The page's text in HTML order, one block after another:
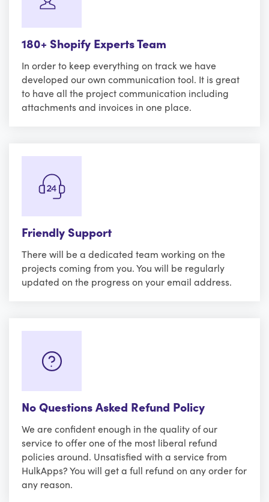
180+ Shopify Experts Team
In order to keep everything on track we have
developed our own communication tool. It is great
to have all the project communication including
attachments and invoices in one place.
Friendly Support
There will be a dedicated team working on the
projects coming from you. You will be regularly
updated on the progress on your email address.
No Questions Asked Refund Policy
We are confident enough in the quality of our
service to offer one of the most liberal refund
policies around. Unsatisfied with a service from
HulkApps? You will get a full refund on any order for
any reason.